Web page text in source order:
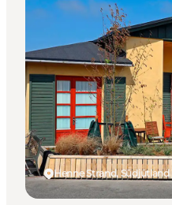
Tickets kaufen
Plane deine Reise
Henne Strand, Südjütland